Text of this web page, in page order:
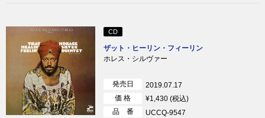
CD
ザット・ヒーリン・フィーリン
ホレス・シルヴァー
発売日
2019.07.17
価 格
¥1,430 (税込)
品 番
UCCQ-9547